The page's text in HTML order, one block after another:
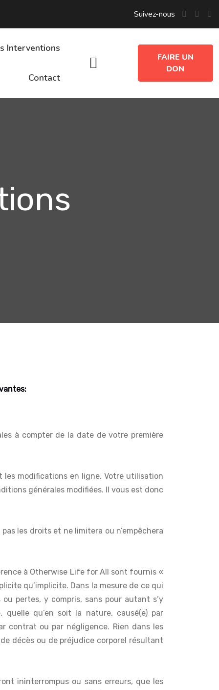
Suivez-nous
Interventions
Contact
FAIRE UN
DON
à compter de la date de votre première
modifications en ligne. Votre utilisation
générales modifiées. Il vous est donc
les droits et ne limitera ou n’empêchera
à Otherwise Life for All sont fournis «
qu’implicite. Dans la mesure de ce qui
pertes, y compris, sans pour autant s’y
qu’en soit la nature, causé(e) par
contrat ou par négligence. Rien dans les
décès ou de préjudice corporel résultant
ininterrompus ou sans erreurs, que les